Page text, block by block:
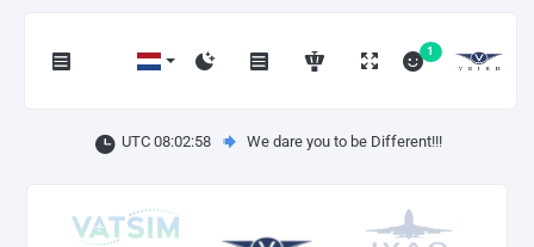
1
UTC 08:02:59 We dare you to be Different!!!